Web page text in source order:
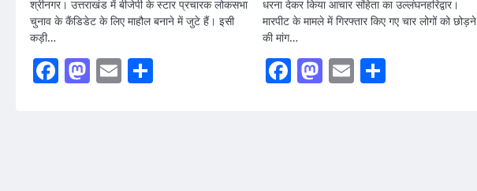
श्रीनगर। उत्तराखंड में बीजेपी के स्टार प्रचारक लोकसभा
चुनाव के कैंडिडेट के लिए माहौल बनाने में जुटे हैं। इसी
कड़ी…
Facebook
Mastodon
Email
धरना देकर किया आचार संहिता का उल्लंघनहरिद्वार।
मारपीट के मामले में गिरफ्तार किए गए चार लोगों को छोड़ने
की मांग…
Facebook
Mastodon
Email